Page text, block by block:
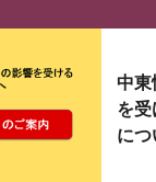
ずつ情報が表
中東
を受
につ